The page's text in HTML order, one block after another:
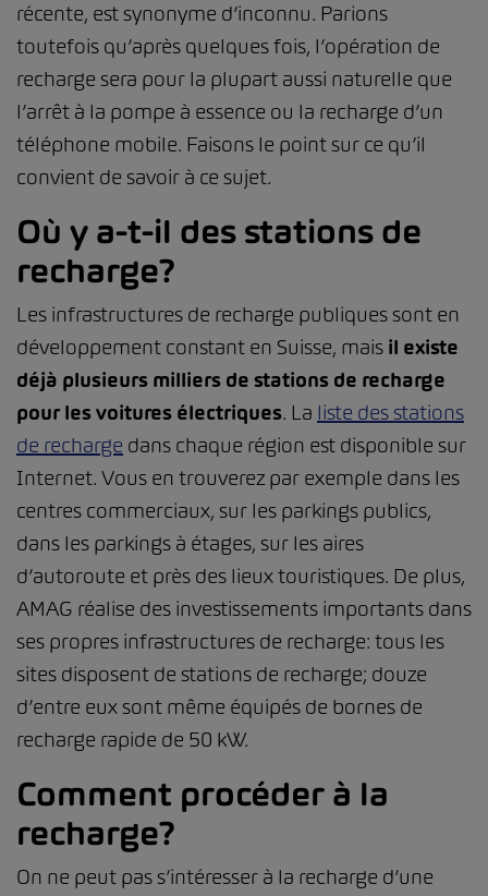
récente, est synonyme d’inconnu. Parions
toutefois qu’après quelques fois, l’opération de
recharge sera pour la plupart aussi naturelle que
l’arrêt à la pompe à essence ou la recharge d’un
téléphone mobile. Faisons le point sur ce qu’il
convient de savoir à ce sujet.
Où y a-t-il des stations de
recharge?
Les infrastructures de recharge publiques sont en
développement constant en Suisse, mais il existe
déjà plusieurs milliers de stations de recharge
pour les voitures électriques. La liste des stations
de recharge dans chaque région est disponible sur
Internet. Vous en trouverez par exemple dans les
centres commerciaux, sur les parkings publics,
dans les parkings à étages, sur les aires
d’autoroute et près des lieux touristiques. De plus,
AMAG réalise des investissements importants dans
ses propres infrastructures de recharge: tous les
sites disposent de stations de recharge; douze
d’entre eux sont même équipés de bornes de
recharge rapide de 50 kW.
Comment procéder à la
recharge?
On ne peut pas s’intéresser à la recharge d’une